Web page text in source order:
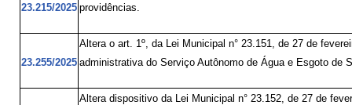
23.215/2025 providências.
23.255/2025
Altera o art. 1º, da Lei Municipal n° 23.151, de 27 de
administrativa do Serviço Autônomo de Água e Esgoto de
Altera dispositivo da Lei Municipal n° 23.152, de 27 de